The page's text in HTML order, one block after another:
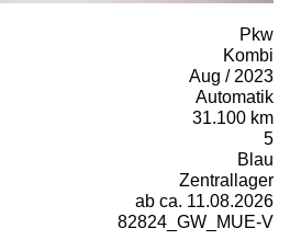
Pkw
Kombi
Aug / 2023
Automatik
31.100 km
5
Blau
Zentrallager
ab ca. 11.08.2026
82824_GW_MUE-V